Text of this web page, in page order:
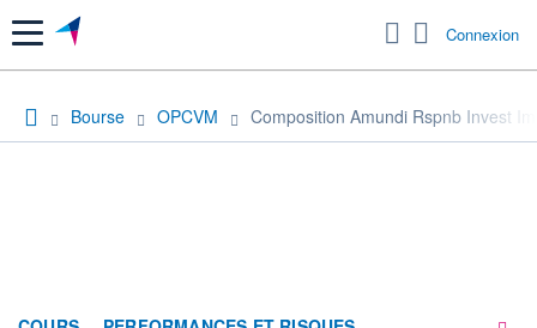
Menu Connexion
Bourse OPCVM Composition Amundi Rspnb Invest